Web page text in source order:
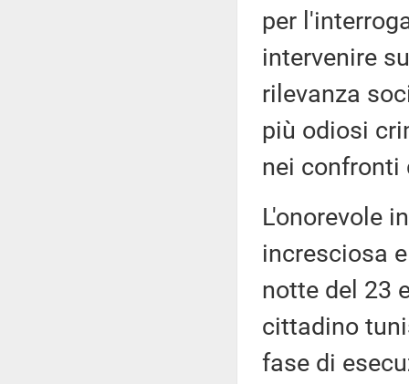
per
intervenire
rilevanza
più odiosi
nei confronti
L'onorevole
incresciosa
notte del 23
cittadino
fase di